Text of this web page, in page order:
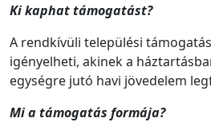
Ki kaphat támogatást?
A rendkívüli települési
igényelheti, akinek a
egységre jutó havi jövedelem
Mi a támogatás formája?